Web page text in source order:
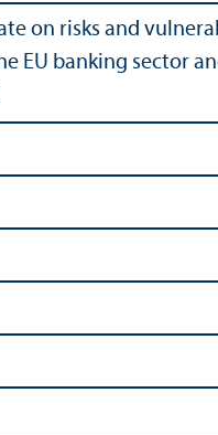
on risks and
banking sector